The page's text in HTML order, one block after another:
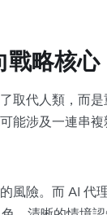
戰略核心
取代人類，而
涉及一連串複
風險。而 AI 代